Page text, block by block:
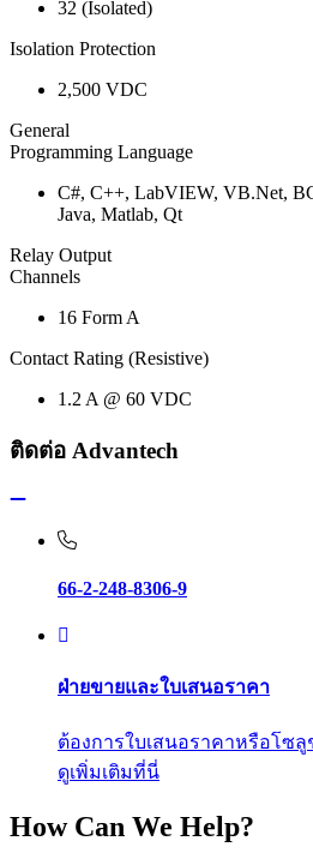
32 (Isolated)
Isolation Protection
2,500 VDC
General
Programming Language
C#, C++, LabVIEW, VB.Net,
Java, Matlab, Qt
Relay Output
Channels
16 Form A
Contact Rating (Resistive)
1.2 A @ 60 VDC
ติดต่อ Advantech
66-2-248-8306-9
ฝ่ายขายและใบเสนอราคา
ต้องการใบเสนอราคาหรือโซ
ดูเพิ่มเติมที่นี่
How Can We Help?